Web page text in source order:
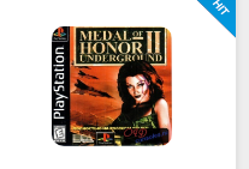
Несмотря на то, что эти 2
игры создавались разными
людьми, Darkstone имеет
общие